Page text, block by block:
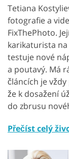
Tetiana
fotografie a
FixThePhoto.
karikaturista na
testuje nové
a poutavý. Má
článcích je
že k dosažení
do zbrusu
Přečíst celý